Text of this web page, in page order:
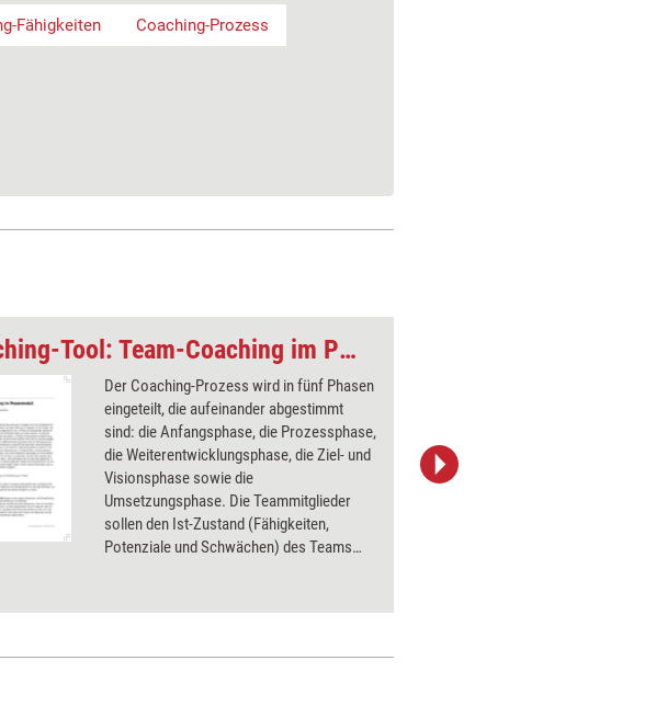
Fähigkeiten Coaching-Prozess
Coaching-Tool: Team-Coaching im Phasenmodell
Der Coaching-Prozess wird in fünf Phasen
eingeteilt, die aufeinander abgestimmt
sind: die Anfangsphase, die Prozessphase,
die Weiterentwicklungsphase, die Ziel- und
Visionsphase sowie die
Umsetzungsphase. Die Teammitglieder
sollen den Ist-Zustand (Fähigkeiten,
Potenziale und Schwächen) des Teams